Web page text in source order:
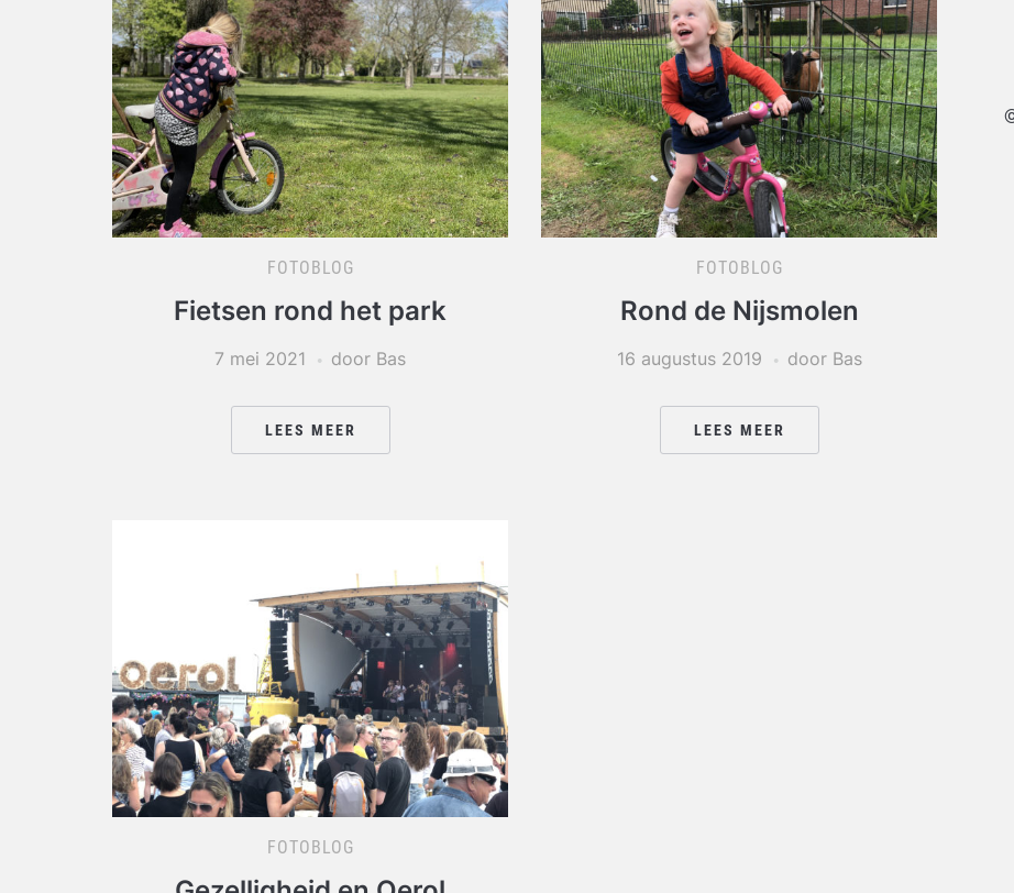
FOTOBLOG
Fietsen rond het park
7 mei 2021 door Bas
LEES MEER
FOTOBLOG
Rond de Nijsmolen
16 augustus 2019 door Bas
LEES MEER
FOTOBLOG